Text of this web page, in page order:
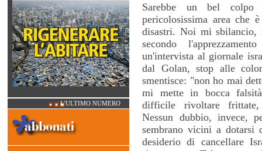
Sarebbe un bel
pericolosissima area che
disastri. Noi mi sbilancio,
secondo
un'intervista al giornale
dal Golan, stop alle
smentisce: "non ho mai
mi mette in bocca
difficile rivoltare frittate,
Nessun dubbio, invece,
sembrano vicini a dotarsi
desiderio di cancellare
L'ULTIMO NUMERO